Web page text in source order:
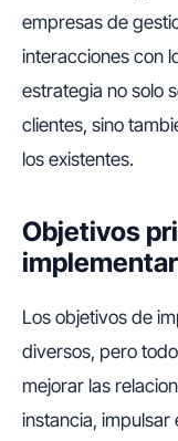
empresas de
interacciones con
estrategia no solo
clientes, sino
los existentes.
Objetivos
Los objetivos de
diversos, pero
mejorar las
instancia, impulsar